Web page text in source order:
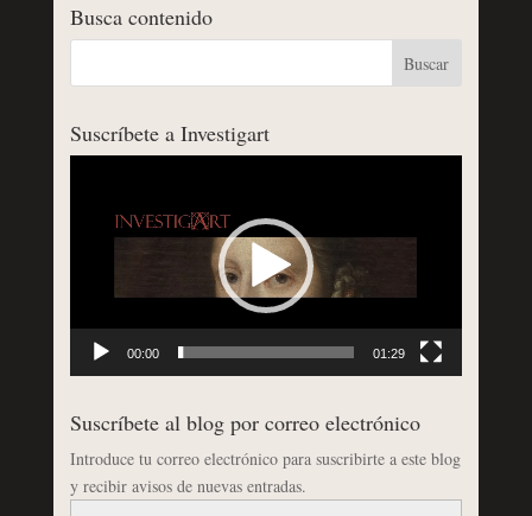
Busca contenido
Suscríbete a Investigart
00:00 01:29
Suscríbete al blog por correo electrónico
Introduce tu correo electrónico para suscribirte a este blog
y recibir avisos de nuevas entradas.